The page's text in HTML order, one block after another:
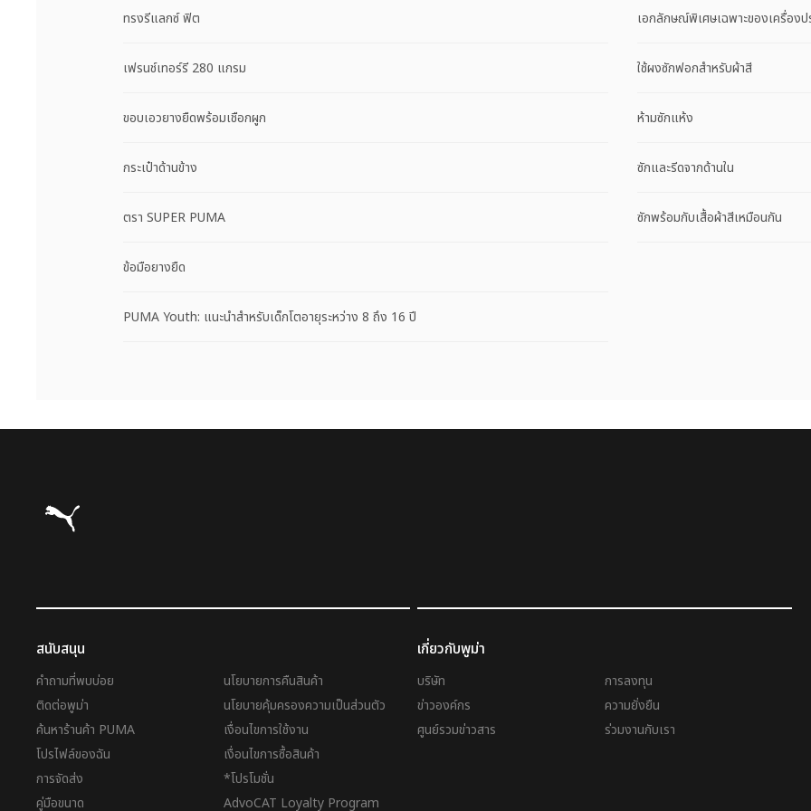
ทรงรีแลกซ์ ฟิต
เฟรนช์เทอร์รี 280 แกรม
ขอบเอวยางยืดพร้อมเชือกผูก
กระเป๋าด้านข้าง
ตรา SUPER PUMA
ข้อมือยางยืด
PUMA Youth: แนะนำสำหรับเด็กโตอายุระหว่าง 8 ถึง 16 ปี
เอกลักษณ์พิเศษเฉพาะของเครื่องป
ใช้ผงซักฟอกสำหรับผ้าสี
ห้ามซักแห้ง
ซักและรีดจากด้านใน
ซักพร้อมกับเสื้อผ้าสีเหมือนกัน
Puma โฮม
สนับสนุน
คำถามที่พบบ่อย
ติดต่อพูม่า
ค้นหาร้านค้า PUMA
โปรไฟล์ของฉัน
การจัดส่ง
คู่มือขนาด
นโยบายการคืนสินค้า
นโยบายคุ้มครองความเป็นส่วนตัว
เงื่อนไขการใช้งาน
เงื่อนไขการซื้อสินค้า
*โปรโมชั่น
AdvoCAT Loyalty Program
เกี่ยวกับพูม่า
บริษัท
ข่าวองค์กร
ศูนย์รวมข่าวสาร
การลงทุน
ความยั่งยืน
ร่วมงานกับเรา